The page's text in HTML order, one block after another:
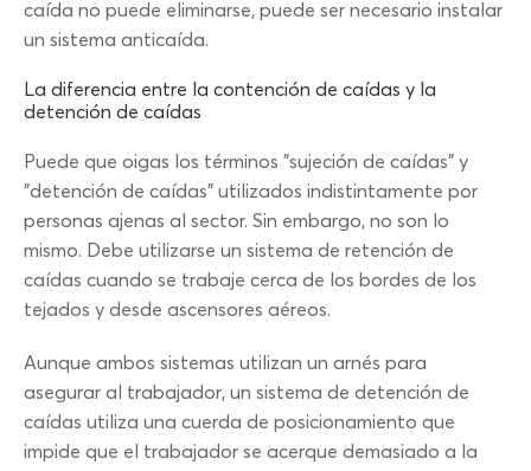
caída no puede eliminarse, puede ser necesario instalar
un sistema anticaída.
La diferencia entre la contención de caídas y la
detención de caídas
Puede que oigas los términos "sujeción de caídas" y
"detención de caídas" utilizados indistintamente por
personas ajenas al sector. Sin embargo, no son lo
mismo. Debe utilizarse un sistema de retención de
caídas cuando se trabaje cerca de los bordes de los
tejados y desde ascensores aéreos.
Aunque ambos sistemas utilizan un arnés para
asegurar al trabajador, un sistema de detención de
caídas utiliza una cuerda de posicionamiento que
impide que el trabajador se acerque demasiado a la